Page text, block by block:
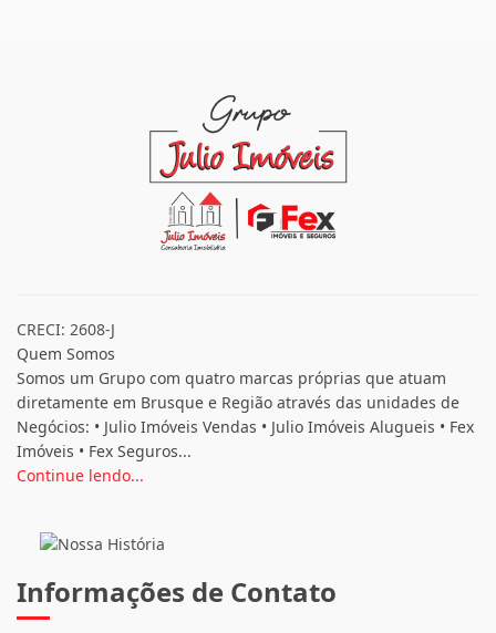
CRECI: 2608-J
Quem Somos
Somos um Grupo com quatro marcas próprias que atuam
diretamente em Brusque e Região através das unidades de
Negócios: • Julio Imóveis Vendas • Julio Imóveis Alugueis • Fex
Imóveis • Fex Seguros...
Continue lendo...
Informações de Contato